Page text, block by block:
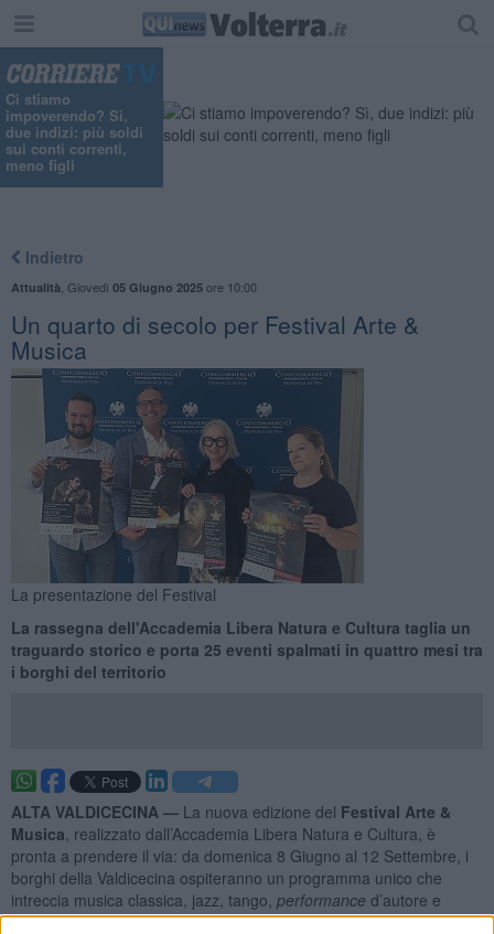
Ci stiamo
impoverendo? Sì,
due indizi: più soldi
sui conti correnti,
meno figli
Indietro
Attualità Giovedì 05 Giugno 2025ore 10:00
Un quarto di secolo per Festival Arte &
Musica
La presentazione del Festival
La rassegna dell'Accademia Libera Natura e Cultura taglia un
traguardo storico e porta 25 eventi spalmati in quattro mesi tra
i borghi del territorio
ALTA VALDICECINA — La nuova edizione del Festival Arte &
Musica , realizzato dall’Accademia Libera Natura e Cultura, è
pronta a prendere il via: da domenica 8 Giugno al 12 Settembre, i
borghi della Valdicecina ospiteranno un programma unico che
intreccia musica classica, jazz, tango, performance d’autore e
mostre.